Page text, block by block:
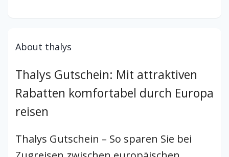
About thalys
Thalys Gutschein: Mit attraktiven
Rabatten komfortabel durch Europa
reisen
Thalys Gutschein – So sparen Sie bei